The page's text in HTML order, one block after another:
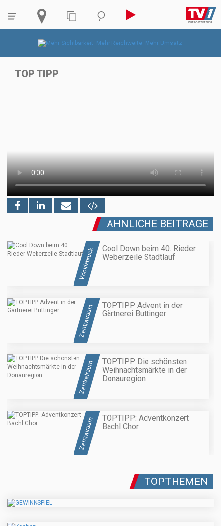
TOP TIPP
ÄHNLICHE BEITRÄGE
Vöcklabruck
Cool Down beim 40. Rieder
Weberzeile Stadtlauf
Zentralraum
TOPTIPP Advent in der
Gärtnerei Buttinger
Zentralraum
TOPTIPP Die schönsten
Weihnachtsmärkte in der
Donauregion
Zentralraum
TOPTIPP: Adventkonzert
Bachl Chor
TOPTHEMEN